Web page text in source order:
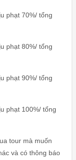
phạt 70%/ tổng
phạt 80%/ tổng
phạt 90%/ tổng
phạt 100%/ tổng
tour mà muốn
và có thông báo